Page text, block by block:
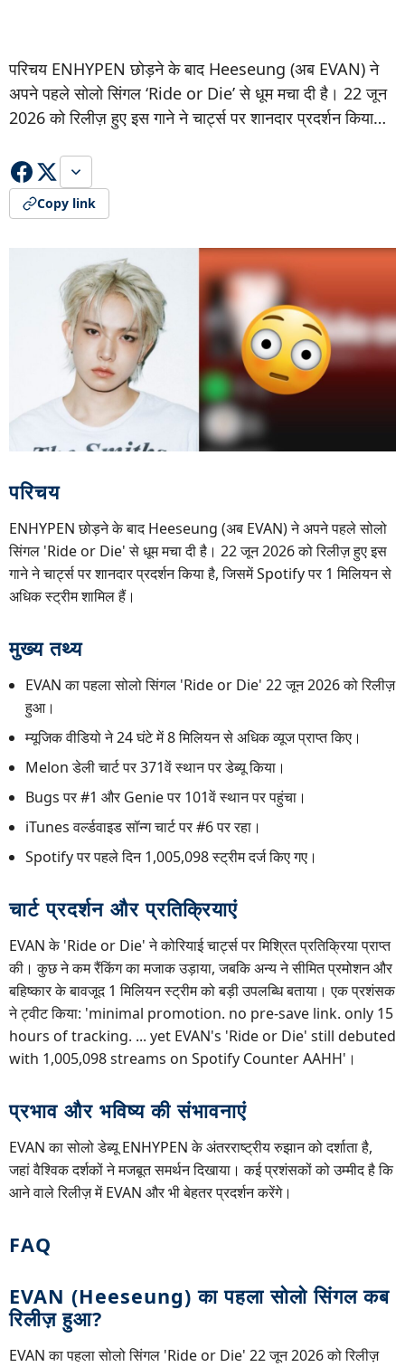
परिचय ENHYPEN छोड़ने के बाद Heeseung (अब EVAN) ने
अपने पहले सोलो सिंगल ‘Ride or Die’ से धूम मचा दी है। 22 जून
2026 को रिलीज़ हुए इस गाने ने चार्ट्स पर शानदार प्रदर्शन किया…
Copy link
परिचय
ENHYPEN छोड़ने के बाद Heeseung (अब EVAN) ने अपने पहले सोलो
सिंगल 'Ride or Die' से धूम मचा दी है। 22 जून 2026 को रिलीज़ हुए इस
गाने ने चार्ट्स पर शानदार प्रदर्शन किया है, जिसमें Spotify पर 1 मिलियन से
अधिक स्ट्रीम शामिल हैं।
मुख्य तथ्य
EVAN का पहला सोलो सिंगल 'Ride or Die' 22 जून 2026 को रिलीज़
हुआ।
म्यूजिक वीडियो ने 24 घंटे में 8 मिलियन से अधिक व्यूज प्राप्त किए।
Melon डेली चार्ट पर 371वें स्थान पर डेब्यू किया।
Bugs पर #1 और Genie पर 101वें स्थान पर पहुंचा।
iTunes वर्ल्डवाइड सॉन्ग चार्ट पर #6 पर रहा।
Spotify पर पहले दिन 1,005,098 स्ट्रीम दर्ज किए गए।
चार्ट प्रदर्शन और प्रतिक्रियाएं
EVAN के 'Ride or Die' ने कोरियाई चार्ट्स पर मिश्रित प्रतिक्रिया प्राप्त
की। कुछ ने कम रैंकिंग का मजाक उड़ाया, जबकि अन्य ने सीमित प्रमोशन और
बहिष्कार के बावजूद 1 मिलियन स्ट्रीम को बड़ी उपलब्धि बताया। एक प्रशंसक
ने ट्वीट किया: 'minimal promotion. no pre-save link. only 15
hours of tracking. ... yet EVAN's 'Ride or Die' still debuted
with 1,005,098 streams on Spotify Counter AAHH'।
प्रभाव और भविष्य की संभावनाएं
EVAN का सोलो डेब्यू ENHYPEN के अंतरराष्ट्रीय रुझान को दर्शाता है,
जहां वैश्विक दर्शकों ने मजबूत समर्थन दिखाया। कई प्रशंसकों को उम्मीद है कि
आने वाले रिलीज़ में EVAN और भी बेहतर प्रदर्शन करेंगे।
FAQ
EVAN (Heeseung) का पहला सोलो सिंगल कब
रिलीज़ हुआ?
EVAN का पहला सोलो सिंगल 'Ride or Die' 22 जून 2026 को रिलीज़